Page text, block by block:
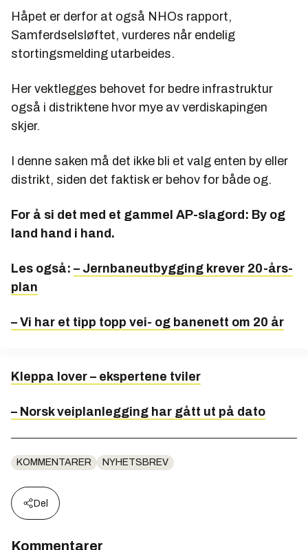
Håpet er derfor at også NHOs rapport,
Samferdselsløftet, vurderes når endelig
stortingsmelding utarbeides.
Her vektlegges behovet for bedre infrastruktur
også i distriktene hvor mye av verdiskapingen
skjer.
I denne saken må det ikke bli et valg enten by eller
distrikt, siden det faktisk er behov for både og.
For å si det med et gammel AP-slagord: By og
land hand i hand.
Les også: – Jernbaneutbygging krever 20-års-
plan
– Vi har et tipp topp vei- og banenett om 20 år
Kleppa lover – ekspertene tviler
– Norsk veiplanlegging har gått ut på dato
KOMMENTARER NYHETSBREV
Del
Kommentarer